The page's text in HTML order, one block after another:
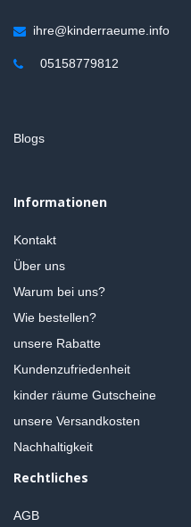
ihre@kinderraeume.info
05158779812
Blogs
Informationen
Kontakt
Über uns
Warum bei uns?
Wie bestellen?
unsere Rabatte
Kundenzufriedenheit
kinder räume Gutscheine
unsere Versandkosten
Nachhaltigkeit
Rechtliches
AGB